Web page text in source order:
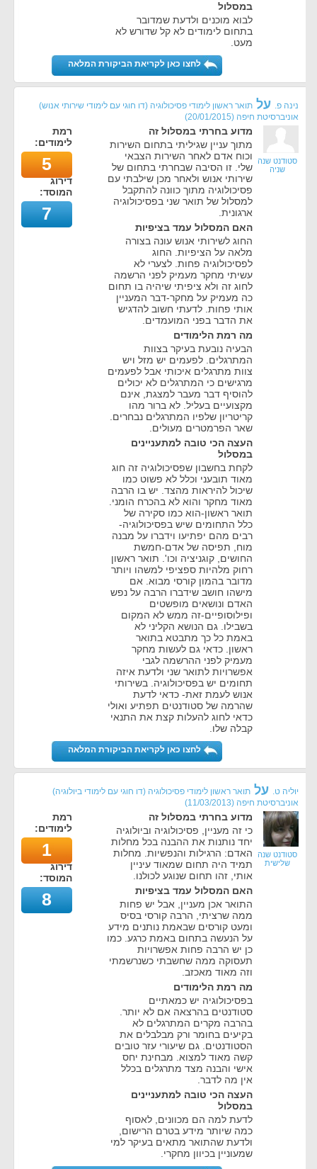
במסלול
לבוא מוכנים ולדעת שמדובר
בתחום לימודים לא קל שדורש לא
מעט.
לחצו כאן לקריאת הביקורת המלאה
נינה פ. על תואר ראשון לימודי פסיכולוגיה (דו חוגי עם לימודי שירותי אנוש)
אוניברסיטת חיפה (
20/01/2015
)
סטודנט שנה
שניה
מדוע בחרתי במסלול זה
מתוך עניין שגיליתי בתחום השירות
וכוח אדם לאחר השירות הצבאי
שלי. זו הסיבה שבחרתי בתחום של
שירותי אנוש ולאחר מכן שילבתי עם
פסיכולוגיה מתוך כוונה להתקבל
למסלול של תואר שני בפסיכולוגיה
ארגונית.
האם המסלול עמד בציפיות
החוג לשירותי אנוש עונה בצורה
מלאה על הציפיות. החוג
לפסיכולוגיה פחות. לצערי לא
עשיתי מחקר מעמיק לפני הרשמה
לחוג זה ולא ציפיתי שיהיה בו תחום
כה מעמיק על מחקר-דבר המעניין
אותי פחות. לדעתי חשוב להדגיש
את הדבר בפני המועמדים.
מה רמת הלימודים
הבעיה נובעת בעיקר בצוות
המתרגלים. לפעמים יש מזל ויש
צוות מתרגלים איכותי אבל לפעמים
מרגישים כי המתרגלים לא יכולים
להוסיף דבר מעבר למצגת, אינם
מקצועיים בעליל. לא ברור מהו
קריטריון שלפיו המתרגלים נבחרים.
שאר הפרמטרים מעולים.
העצה הכי טובה למתעניינים
במסלול
לקחת בחשבון שפסיכולוגיה זה חוג
מאוד תובעני וכלל לא פשוט כמו
שיכול להיראות מהצד. יש בו הרבה
מאוד מחקר והוא לא בהכרח הומני.
תואר ראשון-הוא כמו סקירה של
כלל התחומים שיש בפסיכולוגיה-
רבים מהם יפתיעו וידברו על מבנה
מוח, תפיסה של אדם-חמשת
החושים, קוגניציה וכו'. תואר ראשון
רחוק מלהיות ספציפי למשהו ויותר
מדובר בהמון קורסי מבוא. אם
מישהו חושב שידברו הרבה על נפש
האדם ונושאים מופשטים
ופילוסופיים-זה ממש לא המקום
בשבילו. גם הנושא הקליני לא
באמת כל כך מתבטא בתואר
ראשון. כדאי גם לעשות מחקר
מעמיק לפני ההרשמה לגבי
אפשרויות לתואר שני ולדעת איזה
תחומים יש בפסיכולוגיה. בשירותי
אנוש לעמת זאת- כדאי לדעת
שהרמה של סטודנטים תפתיע ואולי
כדאי לחוג להעלות קצת את התנאי
קבלה שלו.
רמת
לימודים:
5
דירוג
המוסד:
7
לחצו כאן לקריאת הביקורת המלאה
יוליה ט. על תואר ראשון לימודי פסיכולוגיה (דו חוגי עם לימודי ביולוגיה)
אוניברסיטת חיפה (
11/03/2013
)
סטודנט שנה
שלישית
מדוע בחרתי במסלול זה
כי זה מעניין, פסיכולוגיה וביולוגיה
יחד נותנות את ההבנה בכל מחלות
האדם: הרגילות והנפשיות. מחלות
תמיד היה תחום שמאוד עיניין
אותי, זהו תחום שנוגע לכולנו.
האם המסלול עמד בציפיות
התואר אכן מעניין, אבל יש פחות
ממה שרציתי, הרבה קורסי בסיס
ומעט קורסים שבאמת נותנים מידע
על הנעשה בתחום באמת כרגע. כמו
כן יש הרבה פחות אפשרויות
תעסוקה ממה שחשבתי כשנרשמתי
וזה מאוד מאכזב.
מה רמת הלימודים
בפסיכולוגיה יש כמאתיים
סטודנטים בהרצאה אם לא יותר.
בהרבה מקרים המתרגלים לא
בקיעים בחומר ורק מבלבלים את
הסטודנטים. גם שיעורי עזר טובים
קשה מאוד למצוא. מבחינת יחס
אישי והבנה מצד מתרגלים בכלל
אין מה לדבר.
העצה הכי טובה למתעניינים
במסלול
לדעת למה הם מכוונים, לאסוף
כמה שיותר מידע בטרם הרישום,
ולדעת שהתואר מתאים בעיקר למי
שמעוניין בכיוון מחקרי.
רמת
לימודים:
1
דירוג
המוסד:
8